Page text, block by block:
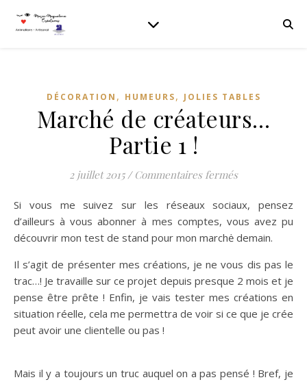
DÉCORATION , HUMEURS, JOLIES TABLES
Marché de créateurs…
Partie 1 !
2 juillet 2015 / Commentaires ferméssur Marché
Si vous me suivez sur les réseaux sociaux, pensez
d’ailleurs à vous abonner à mes comptes, vous avez pu
découvrir mon test de stand pour mon marchė demain.
Il s’agit de présenter mes créations, je ne vous dis pas le
trac…! Je travaille sur ce projet depuis presque 2 mois et je
pense être prête ! Enfin, je vais tester mes créations en
situation réelle, cela me permettra de voir si ce que je crée
peut avoir une clientelle ou pas !
Mais il y a toujours un truc auquel on a pas pensé ! Bref, je